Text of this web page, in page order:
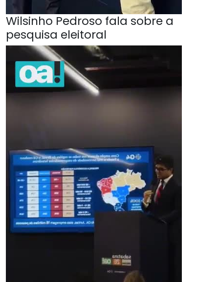
Wilsinho Pedroso fala sobre a
pesquisa eleitoral